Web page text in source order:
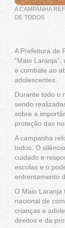
A CAMPANHA
DE TODOS
A Prefeitura de
“Maio
e combate ao
adolescentes.
Durante todo o
sendo
sobre a
proteção das
A campanha
todos. O
cuidado e
escolas e o
enfrentamento
O Maio Laranja
nacional de
crianças e
direitos e da